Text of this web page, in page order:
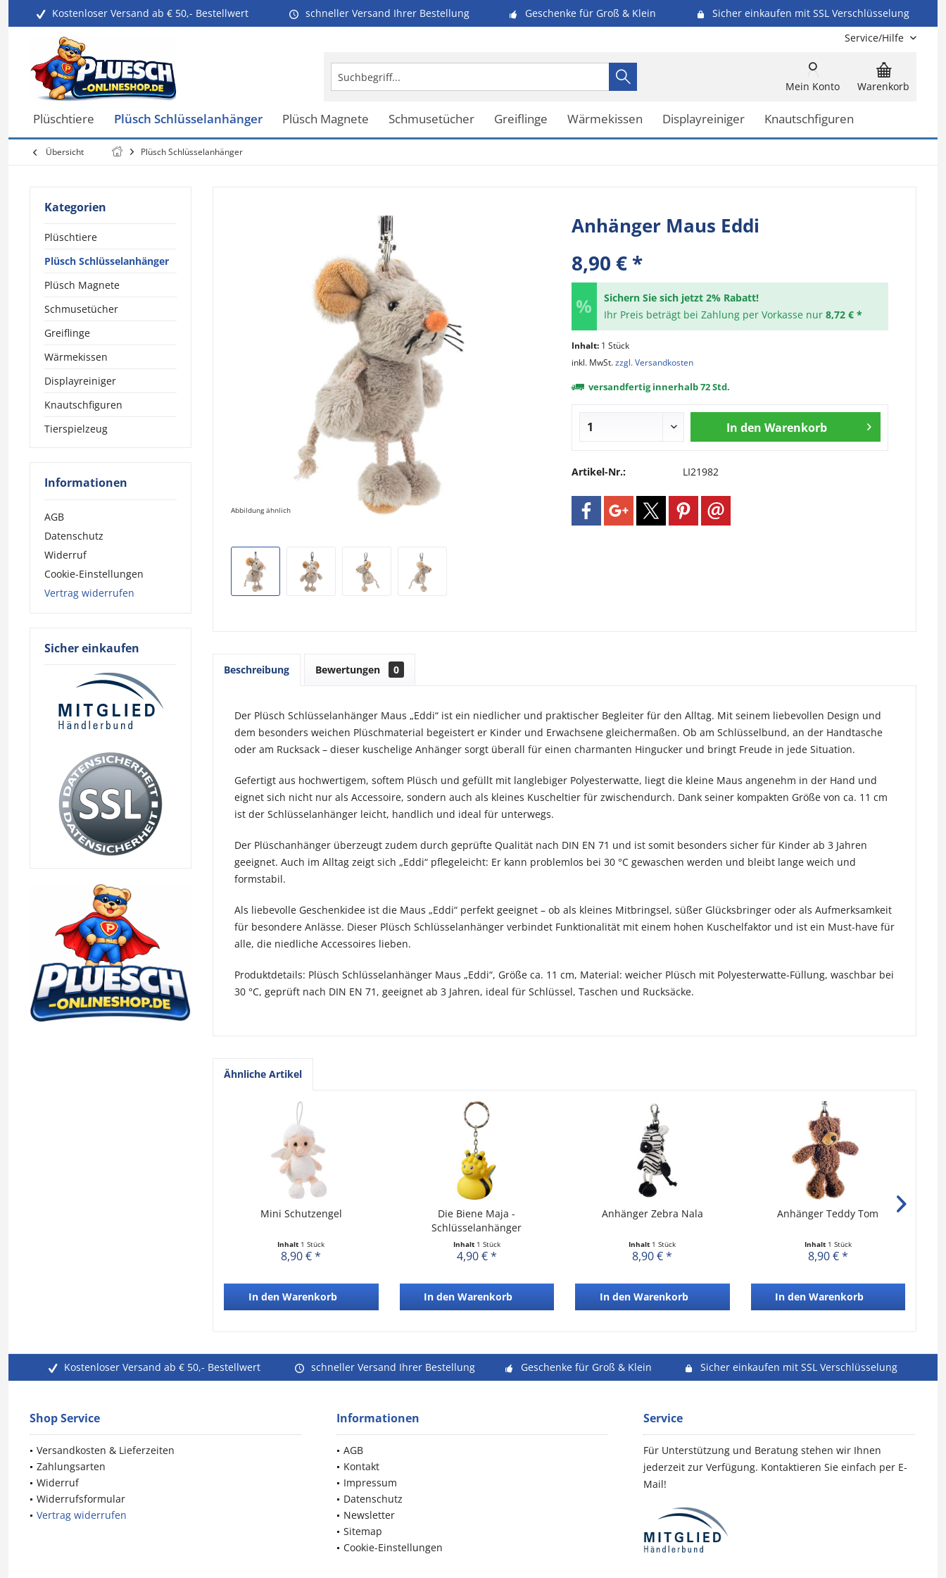
Kostenloser Versand ab € 50,- Bestellwert schneller Versand Ihrer Bestellung Geschenke für Groß & Klein
Sicher einkaufen mit SSL Verschlüsselung
Service/Hilfe
Warenkorb
Mein Konto
Plüschtiere Plüsch Schlüsselanhänger Plüsch Magnete Schmusetücher Greiflinge Wärmekissen Displayreiniger Knautschfiguren
Übersicht Plüsch Schlüsselanhänger
Kategorien
Plüschtiere
Plüsch Schlüsselanhänger
Plüsch Magnete
Schmusetücher
Greiflinge
Wärmekissen
Displayreiniger
Knautschfiguren
Tierspielzeug
Informationen
AGB
Datenschutz
Widerruf
Cookie-Einstellungen
Vertrag widerrufen
Sicher einkaufen
Abbildung ähnlich
Anhänger Maus Eddi
8,90 € *
Sichern Sie sich jetzt 2% Rabatt!
Ihr Preis beträgt bei Zahlung per Vorkasse nur 8,72 € *
Inhalt: 1 Stück
inkl. MwSt.zzgl. Versandkosten
versandfertig innerhalb 72 Std.
In den Warenkorb
Artikel-Nr.: LI21982
Beschreibung Bewertungen 0
Der Plüsch Schlüsselanhänger Maus „Eddi“ ist ein niedlicher und praktischer Begleiter für den Alltag. Mit seinem liebevollen Design und
dem besonders weichen Plüschmaterial begeistert er Kinder und Erwachsene gleichermaßen. Ob am Schlüsselbund, an der Handtasche
oder am Rucksack – dieser kuschelige Anhänger sorgt überall für einen charmanten Hingucker und bringt Freude in jede Situation.
Gefertigt aus hochwertigem, softem Plüsch und gefüllt mit langlebiger Polyesterwatte, liegt die kleine Maus angenehm in der Hand und
eignet sich nicht nur als Accessoire, sondern auch als kleines Kuscheltier für zwischendurch. Dank seiner kompakten Größe von ca. 11 cm
ist der Schlüsselanhänger leicht, handlich und ideal für unterwegs.
Der Plüschanhänger überzeugt zudem durch geprüfte Qualität nach DIN EN 71 und ist somit besonders sicher für Kinder ab 3 Jahren
geeignet. Auch im Alltag zeigt sich „Eddi“ pflegeleicht: Er kann problemlos bei 30 °C gewaschen werden und bleibt lange weich und
formstabil.
Als liebevolle Geschenkidee ist die Maus „Eddi“ perfekt geeignet – ob als kleines Mitbringsel, süßer Glücksbringer oder als Aufmerksamkeit
für besondere Anlässe. Dieser Plüsch Schlüsselanhänger verbindet Funktionalität mit einem hohen Kuschelfaktor und ist ein Must-have für
alle, die niedliche Accessoires lieben.
Produktdetails: Plüsch Schlüsselanhänger Maus „Eddi“, Größe ca. 11 cm, Material: weicher Plüsch mit Polyesterwatte-Füllung, waschbar bei
30 °C, geprüft nach DIN EN 71, geeignet ab 3 Jahren, ideal für Schlüssel, Taschen und Rucksäcke.
Ähnliche Artikel
Mini Schutzengel
Inhalt 1 Stück
8,90 € *
In den Warenkorb
Die Biene Maja -
Schlüsselanhänger
Inhalt 1 Stück
4,90 € *
In den Warenkorb
Anhänger Zebra Nala
Inhalt 1 Stück
8,90 € *
In den Warenkorb
Anhänger Teddy Tom
Inhalt 1 Stück
8,90 € *
In den Warenkorb
Kostenloser Versand ab € 50,- Bestellwert schneller Versand Ihrer Bestellung Geschenke für Groß & Klein Sicher einkaufen mit SSL Verschlüsselung
Shop Service
Versandkosten & Lieferzeiten
Zahlungsarten
Widerruf
Widerrufsformular
Vertrag widerrufen
Informationen
AGB
Kontakt
Impressum
Datenschutz
Newsletter
Sitemap
Cookie-Einstellungen
Service
Für Unterstützung und Beratung stehen wir Ihnen
jederzeit zur Verfügung. Kontaktieren Sie einfach per E-
Mail!